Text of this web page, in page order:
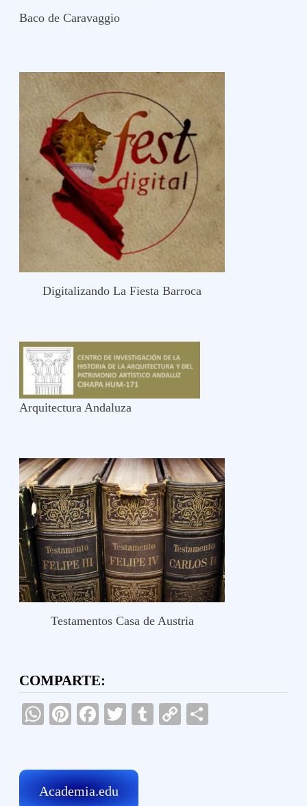
Baco de Caravaggio
Digitalizando La Fiesta Barroca
Arquitectura Andaluza
Testamentos Casa de Austria
COMPARTE:
WhatsApp
Pinterest
Facebook
TwitterTumblr
Copy
Academia.edu